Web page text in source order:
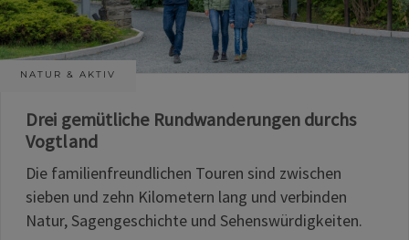
NATUR & AKTIV
Drei gemütliche Rundwanderungen durchs
Vogtland
Die familienfreundlichen Touren sind zwischen
sieben und zehn Kilometern lang und verbinden
Natur, Sagengeschichte und Sehenswürdigkeiten.